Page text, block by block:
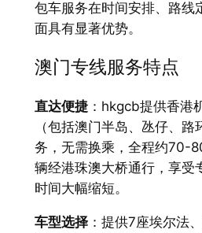
包车服务在时间安排、路线
面具有显著优势。
澳门专线服务特点
直达便捷：hkgcb提供香港
（包括澳门半岛、氹仔、
务，无需换乘，全程约70-
辆经港珠澳大桥通行，享受
时间大幅缩短。
车型选择：提供7座埃尔法